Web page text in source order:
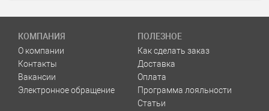
КОМПАНИЯ
О компании
Контакты
Вакансии
Электронное обращение
ПОЛЕЗНОЕ
Как сделать заказ
Доставка
Оплата
Программа лояльности
Статьи